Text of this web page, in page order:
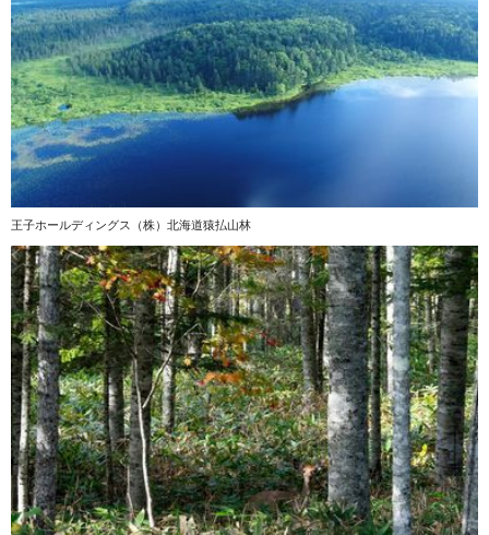
王子ホールディングス（株）北海道猿払山林